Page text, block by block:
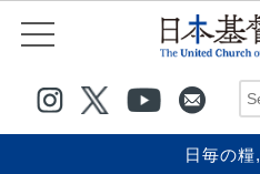
日毎の糧,